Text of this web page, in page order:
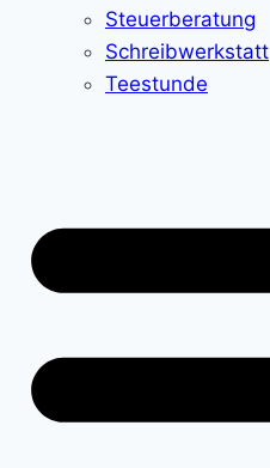
Steuerberatung
Schreibwerkstatt
Teestunde